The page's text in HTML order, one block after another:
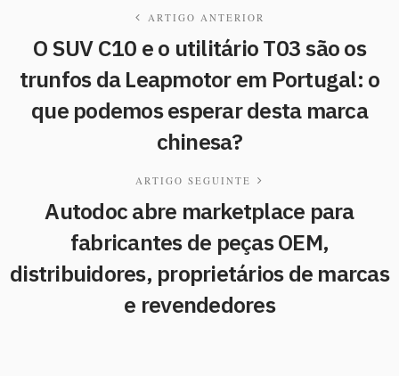
ARTIGO ANTERIOR
O SUV C10 e o utilitário T03 são os
trunfos da Leapmotor em Portugal: o
que podemos esperar desta marca
chinesa?
ARTIGO SEGUINTE
Autodoc abre marketplace para
fabricantes de peças OEM,
distribuidores, proprietários de marcas
e revendedores